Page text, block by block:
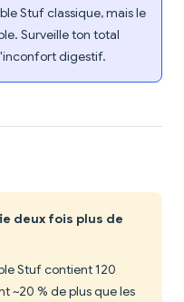
Stuf classique, mais le
Surveille ton total
digestif.
deux fois plus de
Stuf contient 120
~20 % de plus que les